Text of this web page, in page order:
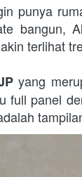
punya
bangun,
terlihat
yang
full panel